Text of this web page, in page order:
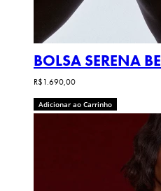
BOLSA SERENA
R$1.690,00
Adicionar ao Carrinho